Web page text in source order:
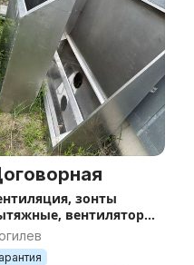
зонты
вентиляторы.